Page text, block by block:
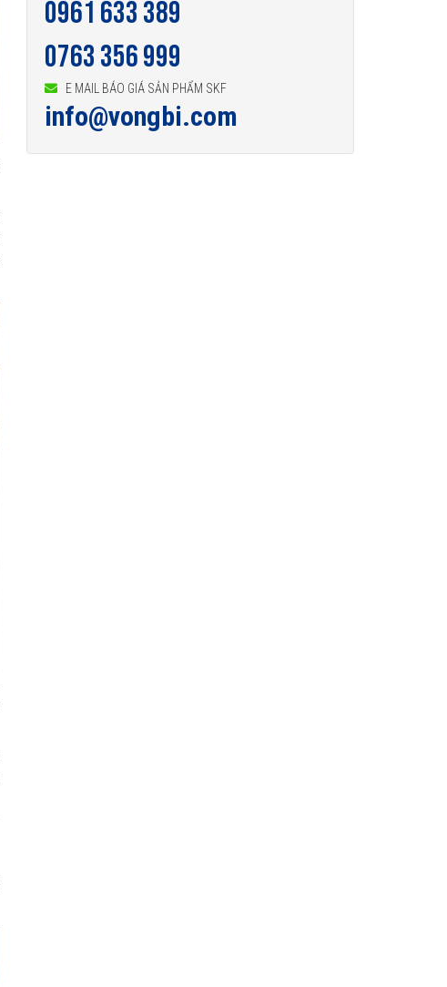
0961 633 389
0763 356 999
E MAIL BÁO GIÁ SẢN PHẨM SKF
info@vongbi.com